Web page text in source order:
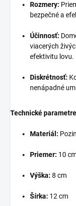
Rozmery:
bezpečné a
Účinnosť:
viacerých
efektivitu lovu.
Diskrétnosť:
nenápadné
Technické
Materiál:
Priemer: 10
Výška: 8 cm
Šírka: 12 cm